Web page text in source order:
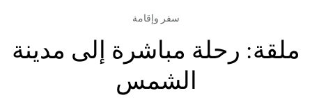
سفر وإقامة
ملقة: رحلة مباشرة إلى مدينة
الشمس